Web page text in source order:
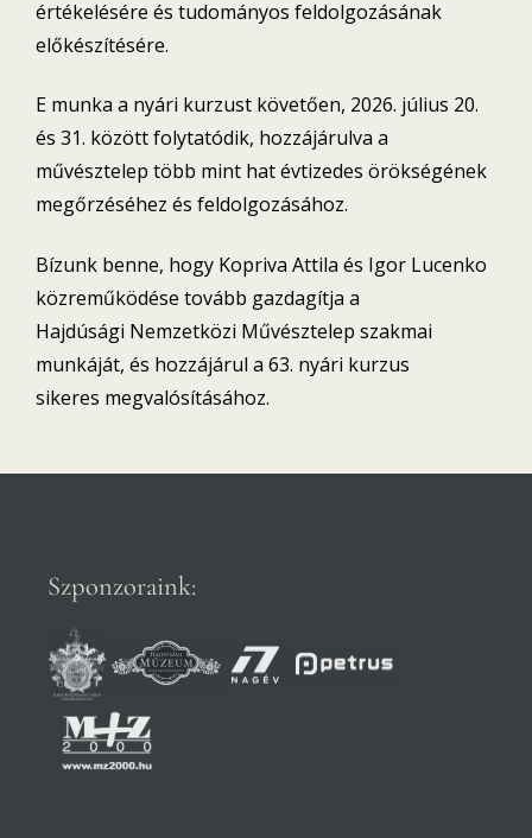
értékelésére és tudományos feldolgozásának
előkészítésére.
E munka a nyári kurzust követően, 2026. július 20.
és 31. között folytatódik, hozzájárulva a
művésztelep több mint hat évtizedes örökségének
megőrzéséhez és feldolgozásához.
Bízunk benne, hogy Kopriva Attila és Igor Lucenko
közreműködése tovább gazdagítja a
Hajdúsági Nemzetközi Művésztelep szakmai
munkáját, és hozzájárul a 63. nyári kurzus
sikeres megvalósításához.
Szponzoraink: